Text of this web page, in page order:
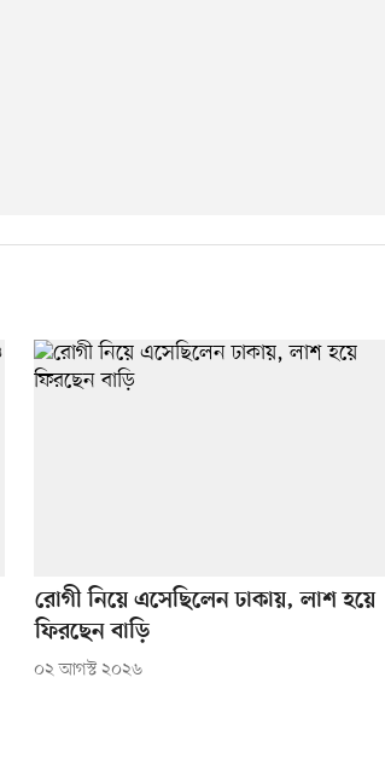
রোগী নিয়ে এসেছিলেন ঢাকায়, লাশ হয়ে
ফিরছেন বাড়ি
০২ আগস্ট ২০২৬